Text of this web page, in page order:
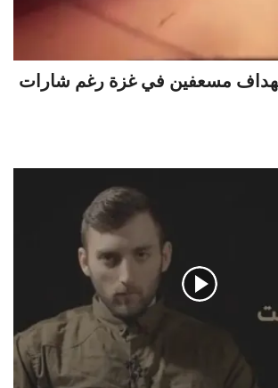
مسعفين في غزة رغم شارات